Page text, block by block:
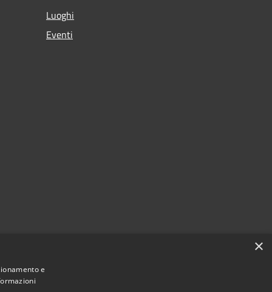
Luoghi
Eventi
×
e